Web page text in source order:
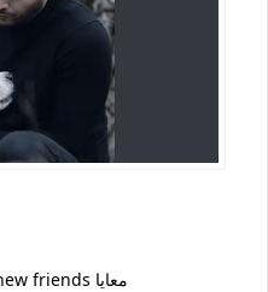
معايا no new friends مركًّش وحدي